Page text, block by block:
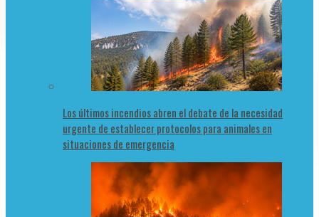
Los últimos incendios abren el debate de la necesidad
urgente de establecer protocolos para animales en
situaciones de emergencia